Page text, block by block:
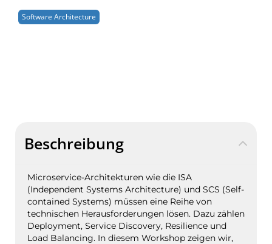
Software Architecture
Beschreibung
Microservice-Architekturen wie die ISA
(Independent Systems Architecture) und SCS (Self-
contained Systems) müssen eine Reihe von
technischen Herausforderungen lösen. Dazu zählen
Deployment, Service Discovery, Resilience und
Load Balancing. In diesem Workshop zeigen wir,